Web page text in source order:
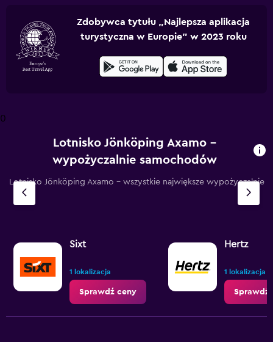
Zdobywca tytułu „Najlepsza aplikacja
turystyczna w Europie” w 2023 roku
0
Lotnisko Jönköping Axamo –
wypożyczalnie samochodów
Lotnisko Jönköping Axamo – wszystkie największe wypożyczalnie
Sixt
1 lokalizacja
Sprawdź ceny
Hertz
1 lokalizacja
Sprawdź